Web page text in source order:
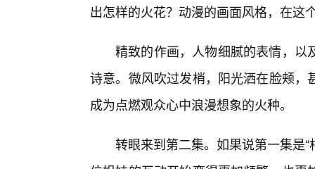
出怎样的火花？动漫的画面风格，在这
精致的作画，人物细腻的表情，以
诗意。微风吹过发梢，阳光洒在脸颊
成为点燃观众心中浪漫想象的火种。
转眼来到第二集。如果说第一集是